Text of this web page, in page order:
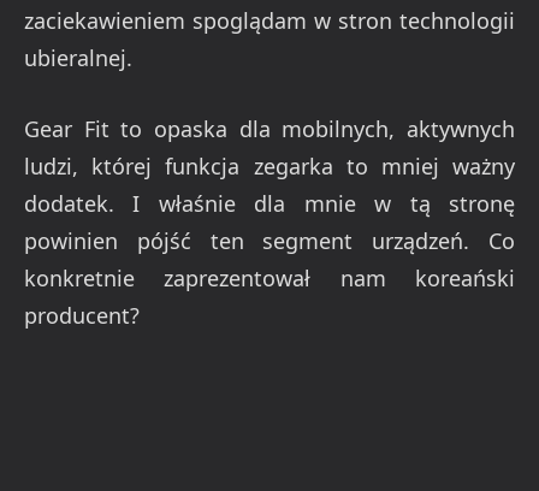
zaciekawieniem spoglądam w stron technologii
ubieralnej.
Gear Fit to opaska dla mobilnych, aktywnych
ludzi, której funkcja zegarka to mniej ważny
dodatek. I właśnie dla mnie w tą stronę
powinien pójść ten segment urządzeń. Co
konkretnie zaprezentował nam koreański
producent?